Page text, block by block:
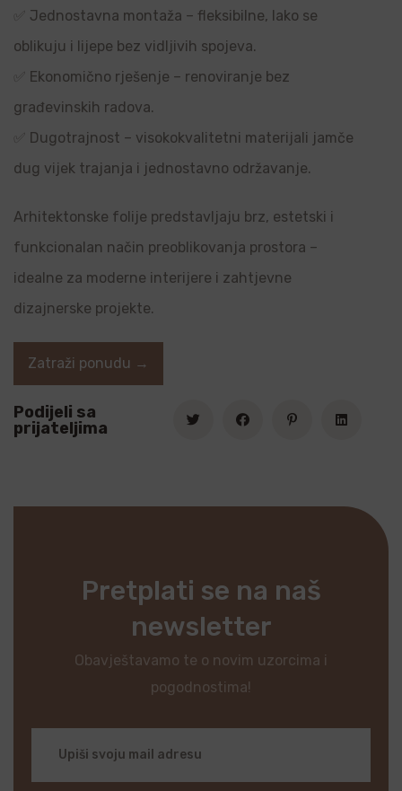
✅ Jednostavna montaža – fleksibilne, lako se
oblikuju i lijepe bez vidljivih spojeva.
✅ Ekonomično rješenje – renoviranje bez
građevinskih radova.
✅ Dugotrajnost – visokokvalitetni materijali jamče
dug vijek trajanja i jednostavno održavanje.
Arhitektonske folije predstavljaju brz, estetski i
funkcionalan način preoblikovanja prostora –
idealne za moderne interijere i zahtjevne
dizajnerske projekte.
Podijeli sa
prijateljima
Zatraži ponudu →
Pretplati se na naš
newsletter
Obavještavamo te o novim uzorcima i
pogodnostima!